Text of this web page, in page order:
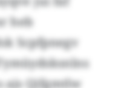
heb
Scpfpnegv
ajs Qjfgmtlw